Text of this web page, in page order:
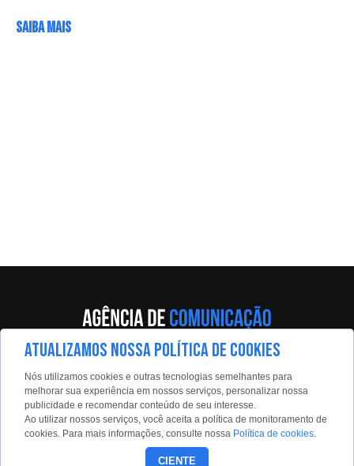
SAIBA MAIS
Av. Eng. Caetano Álvares, 55 - 5º andar
Limão, São Paulo, 02598-900
Contato:
estadaoconteudo@estadao.com
(11)99350-0439
ATUALIZAMOS NOSSA POLÍTICA DE COOKIES
Nós utilizamos cookies e outras tecnologias semelhantes para
melhorar sua experiência em nossos serviços, personalizar nossa
publicidade e recomendar conteúdo de seu interesse.
Ao utilizar nossos serviços, você aceita a política de monitoramento de
cookies. Para mais informações, consulte nossa Política de cookies.
CIENTE